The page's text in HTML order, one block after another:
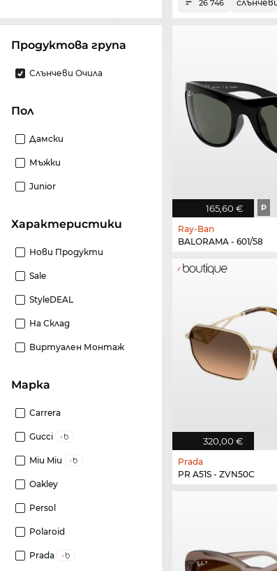
Продуктова група
Слънчеви Очила
Пол
Дамски
Мъжки
Junior
Характеристики
Нови Продукти
Sale
StyleDEAL
На Склад
Виртуален Монтаж
Марка
Carrera
Gucci
Miu Miu
Oakley
Persol
Polaroid
Prada
26 746
165,60 € P
Ray-Ban
BALORAMA - 601/58
320,00 €
Prada
PR A51S - ZVN50C